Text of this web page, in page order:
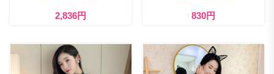
2,836円 830円